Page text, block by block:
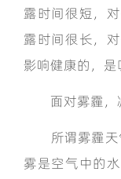
露时间很短，
露时间很长，
影响健康的，是
面对雾霾，
所谓雾霾天气
雾是空气中的